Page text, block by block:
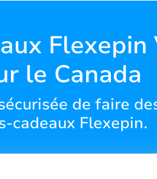
Flexepin
le Canada
de faire
cadeaux Flexepin.